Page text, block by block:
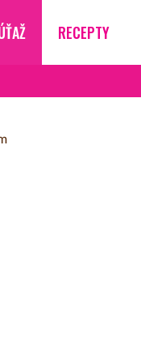
RECEPTY